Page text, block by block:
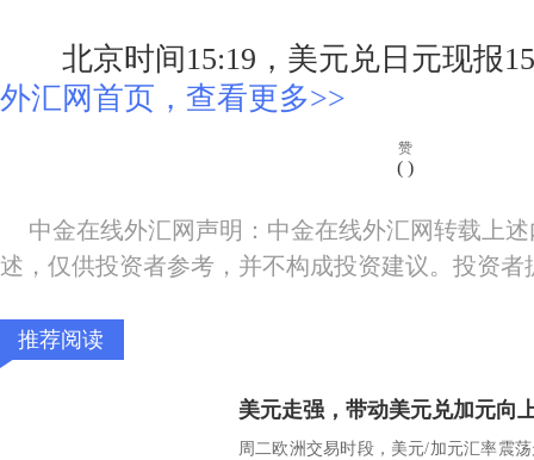
北京时间15:19，美元兑日元现报
外汇网首页，查看更多>>
赞
( )
中金在线外汇网声明：中金在线外汇网转载上
述，仅供投资者参考，并不构成投资建议。投资
推荐阅读
美元走强，带动美元兑加元向
周二欧洲交易时段，美元/加元汇率震